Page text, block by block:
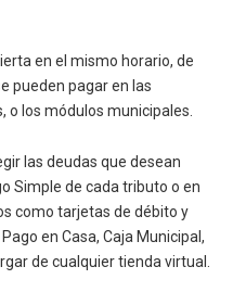
en el mismo horario, de
pueden pagar en las
o los módulos municipales.
las deudas que desean
Simple de cada tributo o en
como tarjetas de débito y
en Casa, Caja Municipal,
de cualquier tienda virtual.